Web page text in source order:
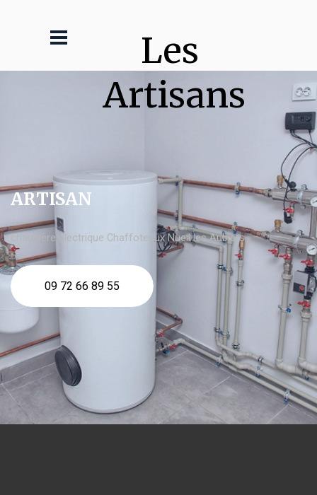
Les
Artisans
ARTISAN
chaudière électrique Chaffoteaux Nueil les Aubiers
09 72 66 89 55